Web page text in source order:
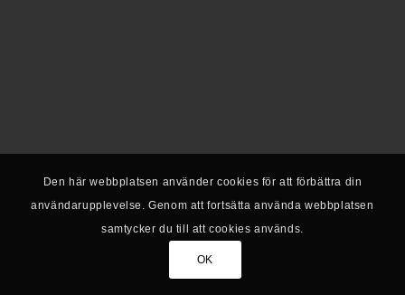
Den här webbplatsen använder cookies för att förbättra din
användarupplevelse. Genom att fortsätta använda webbplatsen
samtycker du till att cookies används.
OK